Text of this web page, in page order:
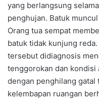
yang berlangsung
penghujan. Batuk
Orang tua sempat
batuk tidak kunjung
tersebut didiagnosis
tenggorokan dan kondisi
dengan penghilang gatal
kelembapan ruangan